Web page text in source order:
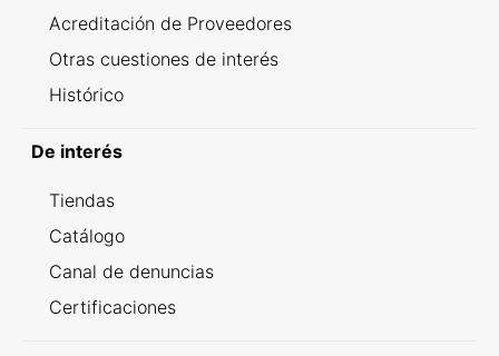
Acreditación de Proveedores
Otras cuestiones de interés
Histórico
De interés
Tiendas
Catálogo
Canal de denuncias
Certificaciones